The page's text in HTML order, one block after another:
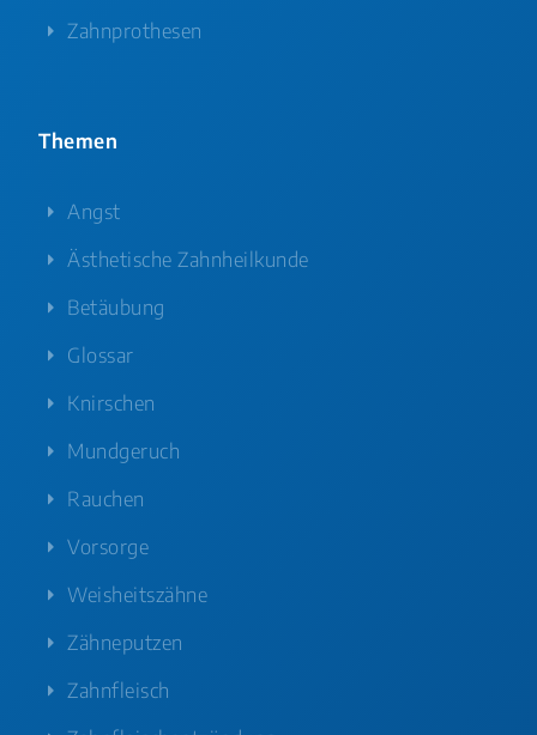
Zahnprothesen
Themen
Angst
Ästhetische Zahnheilkunde
Betäubung
Glossar
Knirschen
Mundgeruch
Rauchen
Vorsorge
Weisheitszähne
Zähneputzen
Zahnfleisch